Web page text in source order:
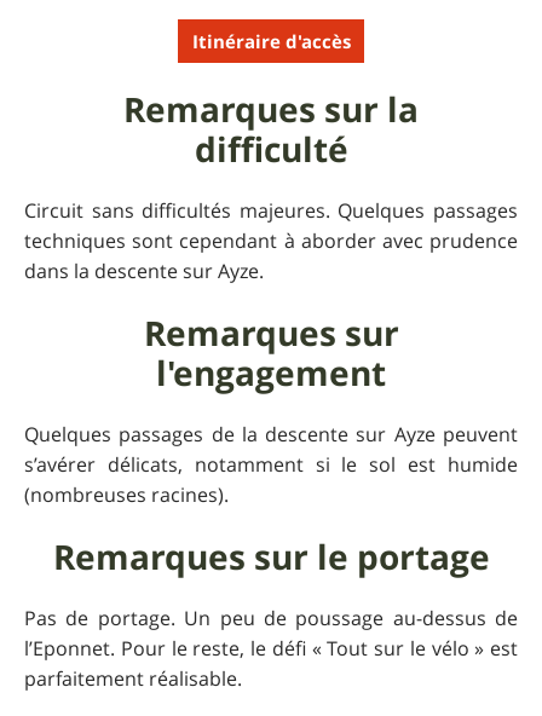
Itinéraire d'accès
Remarques sur la
difficulté
Circuit sans difficultés majeures. Quelques passages
techniques sont cependant à aborder avec prudence
dans la descente sur Ayze.
Remarques sur
l'engagement
Quelques passages de la descente sur Ayze peuvent
s’avérer délicats, notamment si le sol est humide
(nombreuses racines).
Remarques sur le portage
Pas de portage. Un peu de poussage au-dessus de
l’Eponnet. Pour le reste, le défi « Tout sur le vélo » est
parfaitement réalisable.